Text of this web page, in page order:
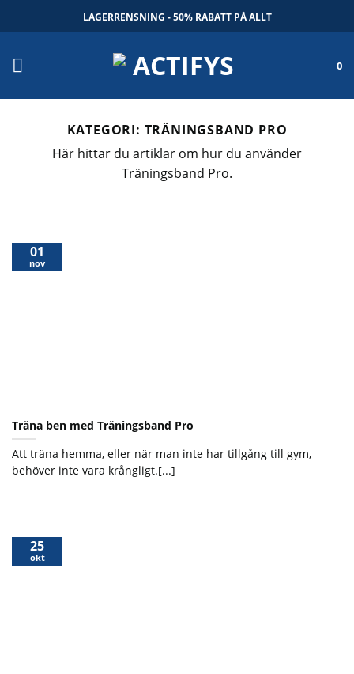
to
LAGERRENSNING - 50% RABATT PÅ ALLT
0
KATEGORI: TRÄNINGSBAND PRO
Här hittar du artiklar om hur du använder
Träningsband Pro.
Träna ben med Träningsband Pro
Att träna hemma, eller när man inte har tillgång till gym,
behöver inte vara krångligt.[...]
01
nov
25
okt